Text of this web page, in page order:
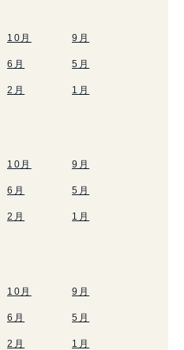
10月 9月
6月 5月
2月 1月
10月 9月
6月 5月
2月 1月
10月 9月
6月 5月
2月 1月